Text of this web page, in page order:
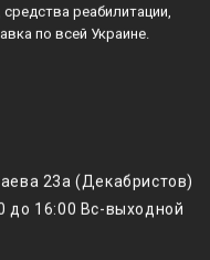
реабилитации,
по всей Украине.
23а (Декабристов)
до 16:00 Вс-выходной